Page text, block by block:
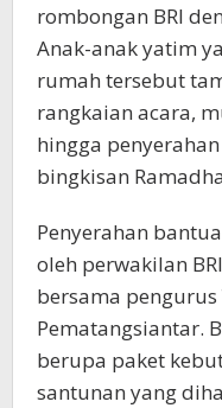
rombongan BRI
Anak-anak yatim
rumah tersebut
rangkaian acara,
hingga
bingkisan
Penyerahan
oleh perwakilan
bersama pengurus
Pematangsiantar.
berupa paket
santunan yang